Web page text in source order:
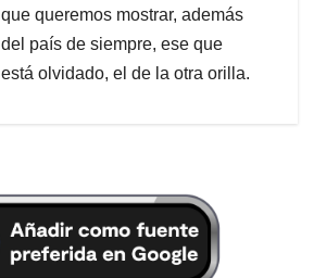
que queremos mostrar, además
del país de siempre, ese que
está olvidado, el de la otra orilla.